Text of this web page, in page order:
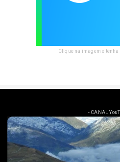
Clique na imagem e
- CANAL